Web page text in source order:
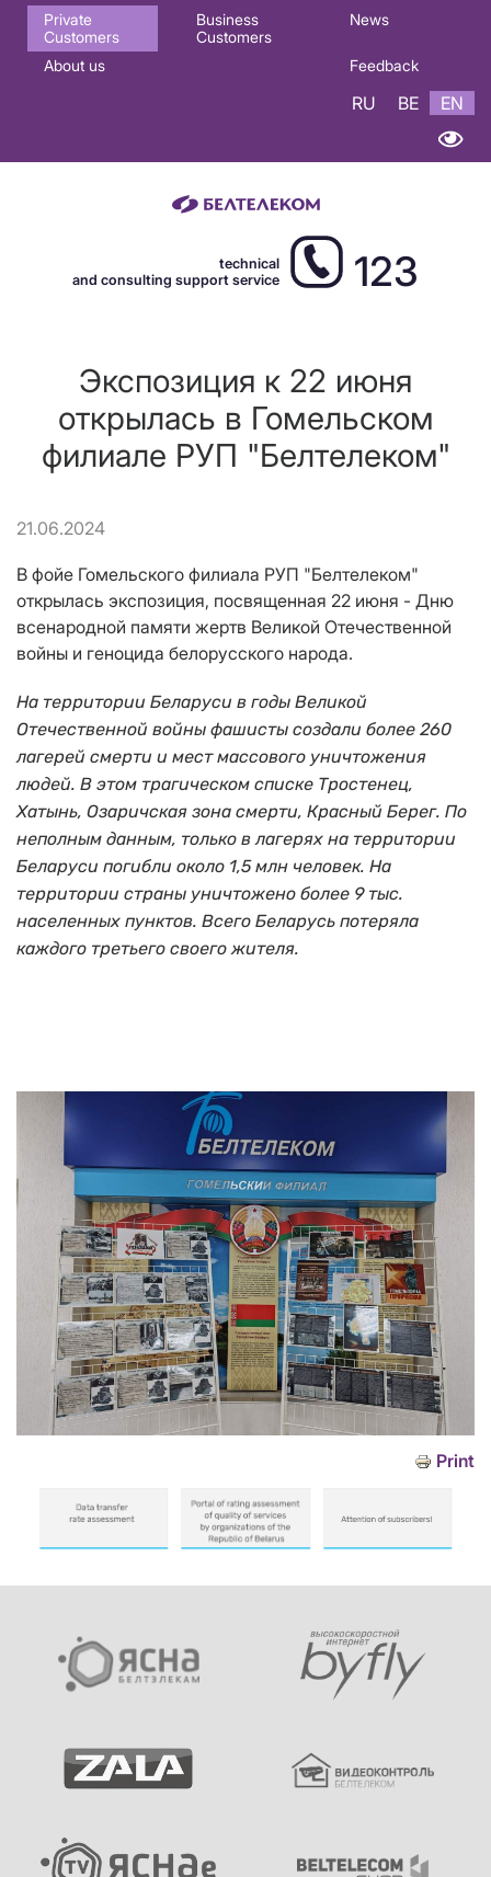
Основная
навигация
Private
Customers
Business
Customers
News
About us Feedback
RU BE EN
technical
and consulting support service
123
Экспозиция к 22 июня
открылась в Гомельском
филиале РУП "Белтелеком"
21.06.2024
В фойе Гомельского филиала РУП "Белтелеком"
открылась экспозиция, посвященная 22 июня - Дню
всенародной памяти жертв Великой Отечественной
войны и геноцида белорусского народа.
На территории Беларуси в годы Великой
Отечественной войны фашисты создали более 260
лагерей смерти и мест массового уничтожения
людей. В этом трагическом списке Тростенец,
Хатынь, Озаричская зона смерти, Красный Берег. По
неполным данным, только в лагерях на территории
Беларуси погибли около 1,5 млн человек. На
территории страны уничтожено более 9 тыс.
населенных пунктов. Всего Беларусь потеряла
каждого третьего своего жителя.
Print